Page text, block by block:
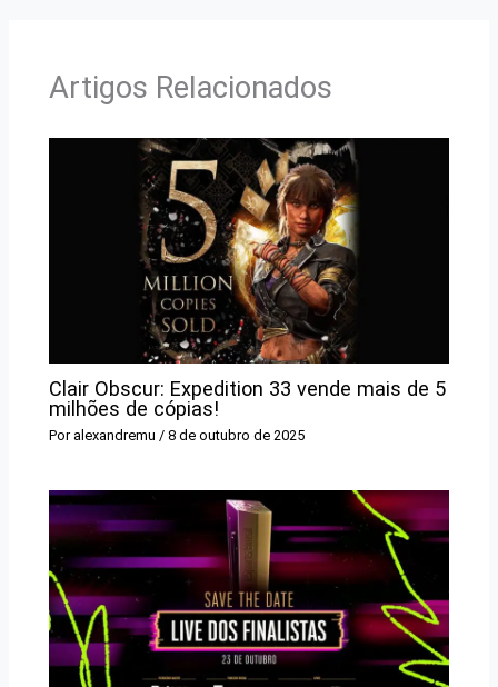
Artigos Relacionados
Clair Obscur: Expedition 33 vende mais de 5
milhões de cópias!
Por alexandremu/8 de outubro de 2025